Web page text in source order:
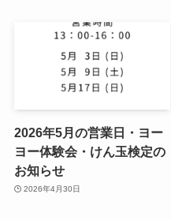
2026年5月の営業日・ヨー
ヨー体験会・けん玉検定の
お知らせ
2026年4月30日